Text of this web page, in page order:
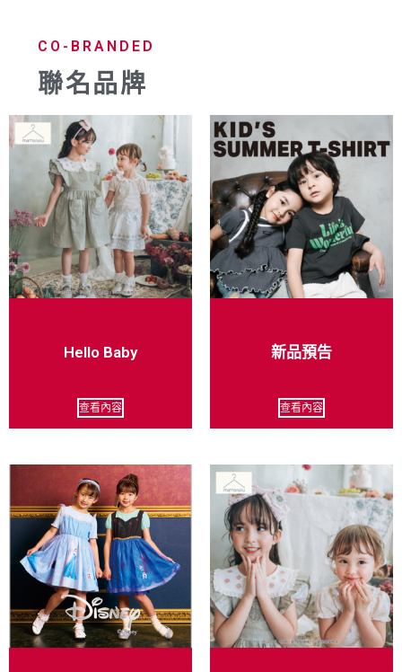
CO-BRANDED
聯名品牌
Hello Baby
查看內容
新品預告
查看內容